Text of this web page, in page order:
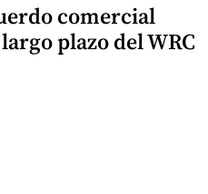
comercial
plazo del WRC